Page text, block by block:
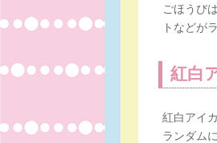
ごほうび
トなどが
紅白
紅白アイ
ランダム